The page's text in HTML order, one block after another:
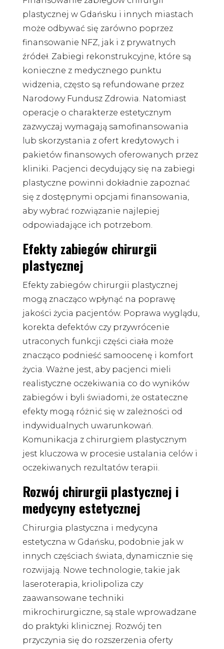
plastycznej w Gdańsku i innych miastach
może odbywać się zarówno poprzez
finansowanie NFZ, jak i z prywatnych
źródeł. Zabiegi rekonstrukcyjne, które są
konieczne z medycznego punktu
widzenia, często są refundowane przez
Narodowy Fundusz Zdrowia. Natomiast
operacje o charakterze estetycznym
zazwyczaj wymagają samofinansowania
lub skorzystania z ofert kredytowych i
pakietów finansowych oferowanych przez
kliniki. Pacjenci decydujący się na zabiegi
plastyczne powinni dokładnie zapoznać
się z dostępnymi opcjami finansowania,
aby wybrać rozwiązanie najlepiej
odpowiadające ich potrzebom.
Efekty zabiegów chirurgii
plastycznej
Efekty zabiegów chirurgii plastycznej
mogą znacząco wpłynąć na poprawę
jakości życia pacjentów. Poprawa wyglądu,
korekta defektów czy przywrócenie
utraconych funkcji części ciała może
znacząco podnieść samoocenę i komfort
życia. Ważne jest, aby pacjenci mieli
realistyczne oczekiwania co do wyników
zabiegów i byli świadomi, że ostateczne
efekty mogą różnić się w zależności od
indywidualnych uwarunkowań.
Komunikacja z chirurgiem plastycznym
jest kluczowa w procesie ustalania celów i
oczekiwanych rezultatów terapii.
Rozwój chirurgii plastycznej i
medycyny estetycznej
Chirurgia plastyczna i medycyna
estetyczna w Gdańsku, podobnie jak w
innych częściach świata, dynamicznie się
rozwijają. Nowe technologie, takie jak
laseroterapia, kriolipoliza czy
zaawansowane techniki
mikrochirurgiczne, są stale wprowadzane
do praktyki klinicznej. Rozwój ten
przyczynia się do rozszerzenia oferty